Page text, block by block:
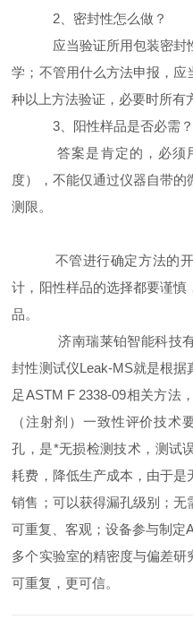
2、密封性怎么做？
应当验证所用包装密封
学；不管用什么方法申报，应
种以上方法验证，必要时所有
3、阳性样品是否必需？
答案是肯定的，必须
度），不能仅通过仪器自带
测限。
不管进行确定方法的
计，阳性样品的选择都要谨
品。
济南瑞莱铂智能科技有
封性测试仪Leak-MS就是根据
足ASTM F 2338-09相关方法
（注射剂）一致性评价技术
孔，是*无损检测技术，测试
耗费，降低生产成本，由于是
销售；可以获得漏孔级别；无
可重复、客观；设备参与制定
多个实验室的精密度与偏差研
可重复，更可信。